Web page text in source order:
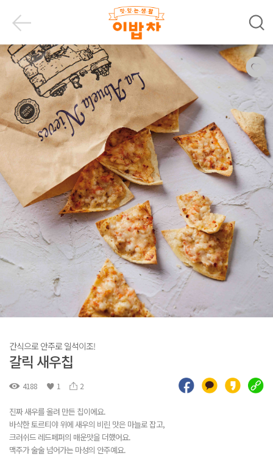
간식으로 안주로 일석이조!
갈릭 새우칩
4188 1 2
진짜 새우를 올려 만든 칩이에요.
바삭한 토르티야 위에 새우의 비린 맛은 마늘로 잡고,
크러쉬드 레드페퍼의 매운맛을 더했어요.
맥주가 술술 넘어가는 마성의 안주예요.